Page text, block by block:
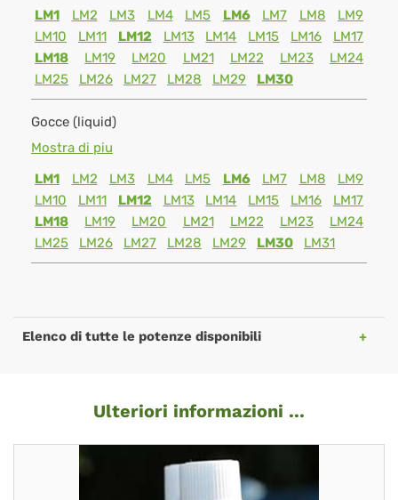
LM1
LM2 LM3 LM4 LM5 LM6 LM7 LM8
LM9
LM10
LM11 LM12 LM13 LM14 LM15 LM16
LM17
LM18
LM19 LM20 LM21 LM22 LM23
LM24
LM25
LM26 LM27 LM28 LM29 LM30
Gocce (liquid)
Mostra di piu
LM1
LM2 LM3 LM4 LM5 LM6 LM7 LM8
LM9
LM10
LM11 LM12 LM13 LM14 LM15 LM16
LM17
LM18
LM19 LM20 LM21 LM22 LM23
LM24
LM25
LM26 LM27 LM28 LM29 LM30 LM31
Elenco di tutte le potenze disponibili
Ulteriori informazioni ...